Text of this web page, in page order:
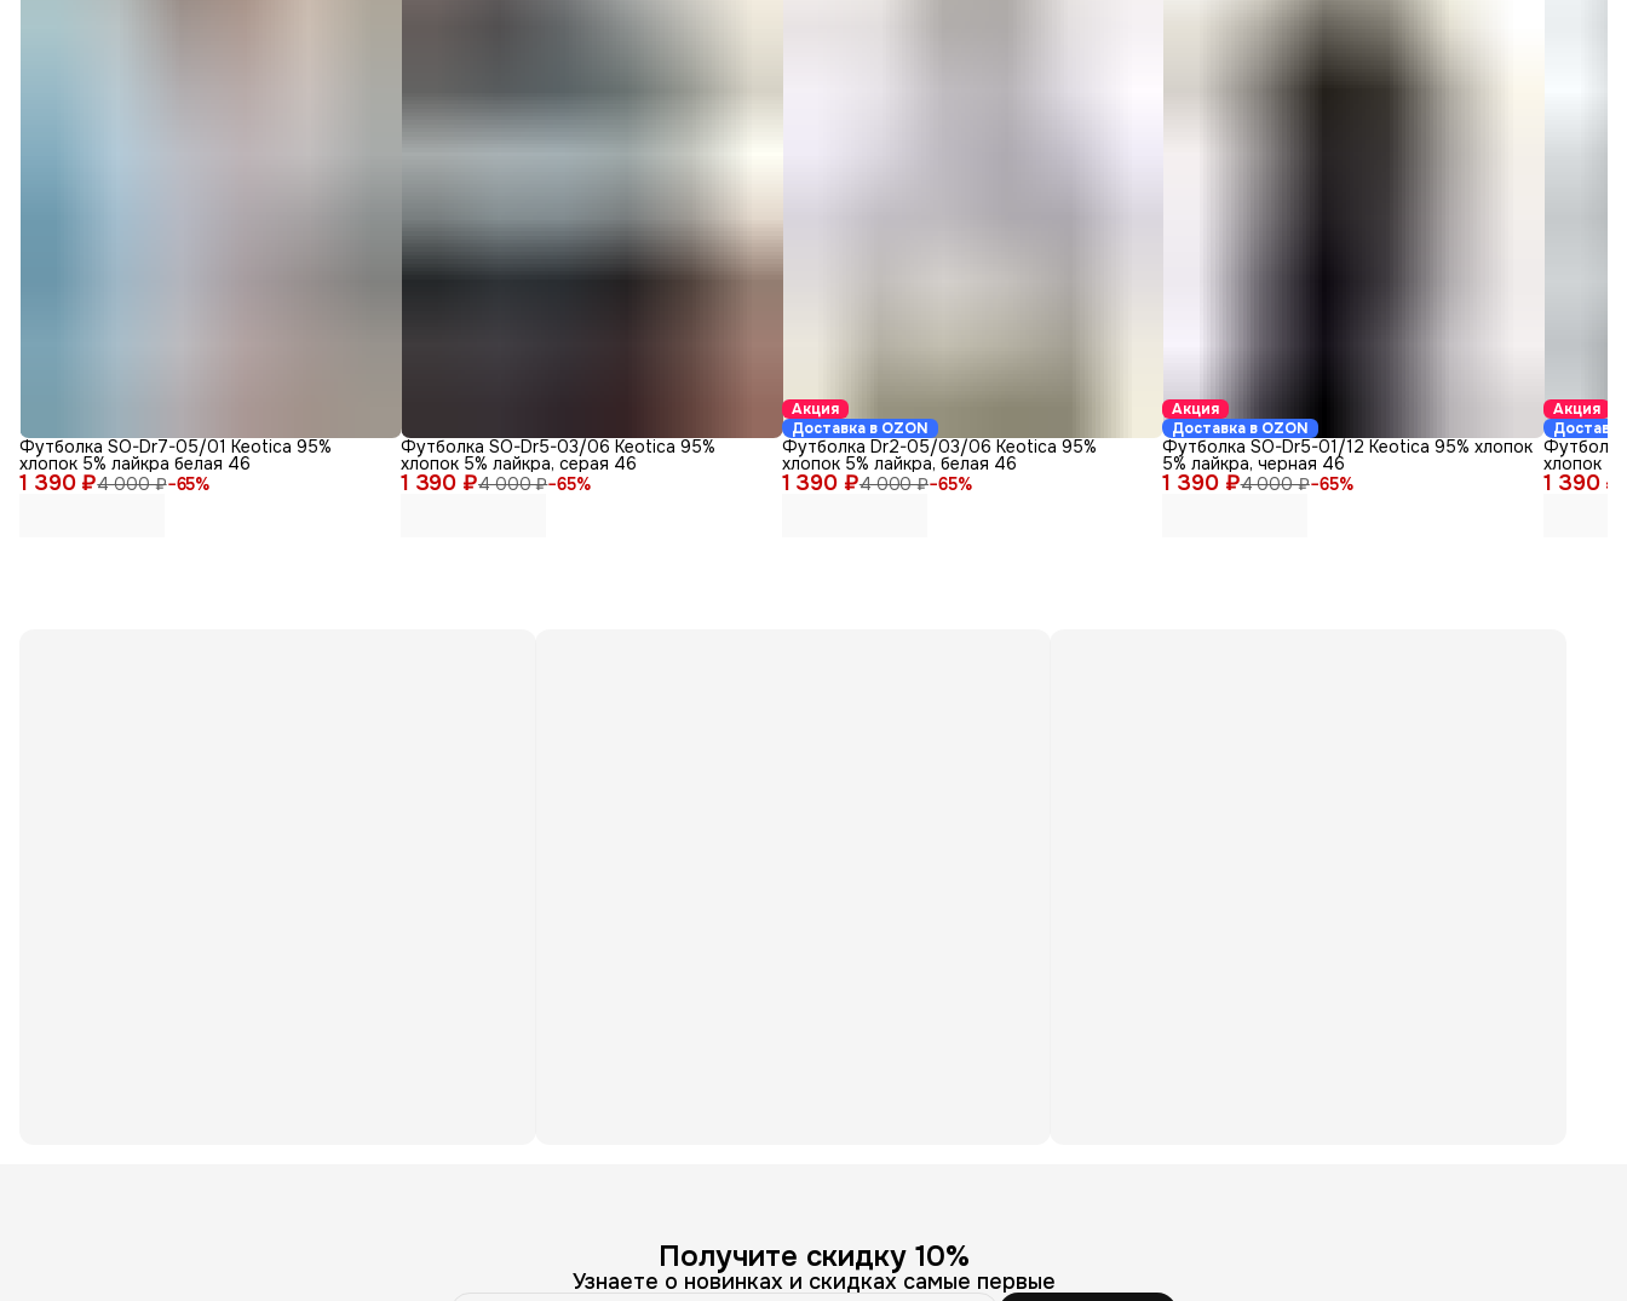
1 390 ₽4 000 ₽−65%
Футболка SO-Dr7-05/01 Keotica 95%
хлопок 5% лайкра белая 46
1 390 ₽4 000 ₽−65%
Футболка SO-Dr5-03/06 Keotica 95%
хлопок 5% лайкра, серая 46
Акция
Доставка в OZON
1 390 ₽4 000 ₽−65%
Футболка Dr2-05/03/06 Keotica 95%
хлопок 5% лайкра, белая 46
Акция
Доставка в OZON
1 390 ₽4 000 ₽−65%
Футболка SO-Dr5-01/12 Keotica 95% хлопок
5% лайкра, черная 46
Акция
1 390 ₽
хлопок
Получите скидку 10%
Узнаете о новинках и скидках самые первые